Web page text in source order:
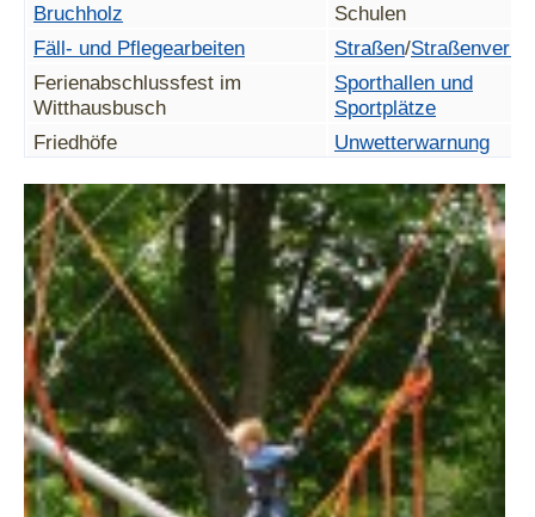
Bruchholz
Schulen
Fäll- und Pflegearbeiten
Straßen/
Ferienabschlussfest im
Witthausbusch
Sporthallen und
Sportplätze
Friedhöfe
Unwetterwarnung
Grünflächen/Spielplätze
Was Sie tun können!
Haftung bei Sturmschäden
Wilde
Kitas
Witthausbusch
ÖPNV - Mülheimer
Verkehrsgesellschaft